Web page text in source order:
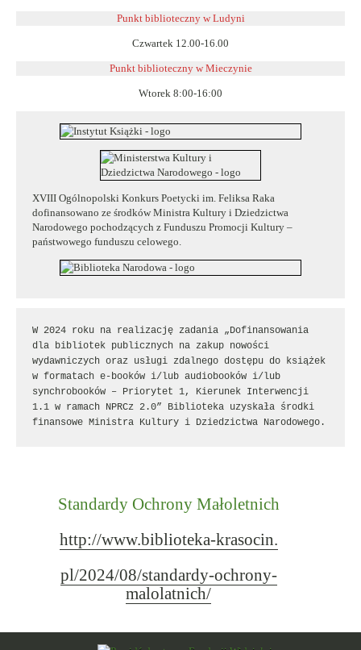
Punkt biblioteczny w Ludyni
Czwartek 12.00-16.00
Punkt biblioteczny w Mieczynie
Wtorek 8:00-16:00
XVIII Ogólnopolski Konkurs Poetycki im. Feliksa Raka
dofinansowano ze środków Ministra Kultury i Dziedzictwa
Narodowego pochodzących z Funduszu Promocji Kultury –
państwowego funduszu celowego.
W 2024 roku na realizację zadania „Dofinansowania
dla bibliotek publicznych na zakup nowości
wydawniczych oraz usługi zdalnego dostępu do książek
w formatach e-booków i/lub audiobooków i/lub
synchrobooków – Priorytet 1, Kierunek Interwencji
1.1 w ramach NPRCz 2.0” Biblioteka uzyskała środki
finansowe Ministra Kultury i Dziedzictwa Narodowego.
Standardy Ochrony Małoletnich
http://www.biblioteka-krasocin.
pl/2024/08/standardy-ochrony-
malolatnich/